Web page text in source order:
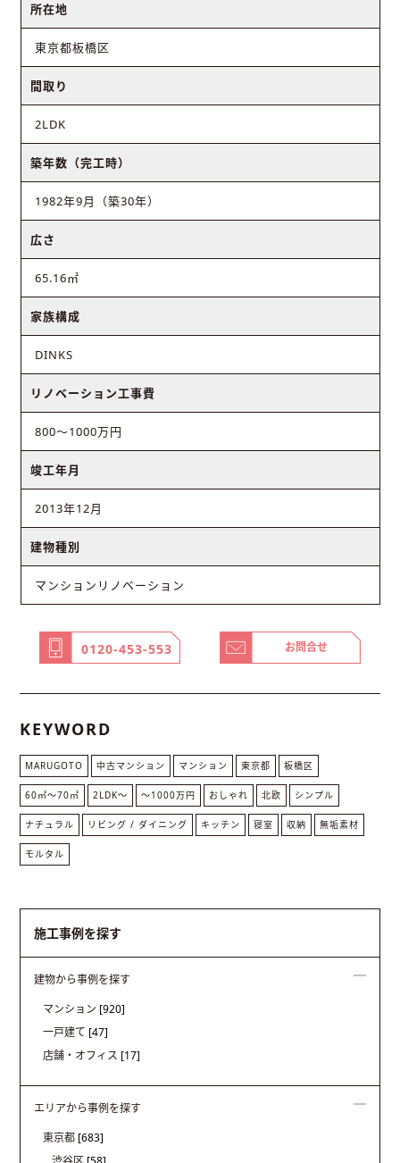
所在地
東京都板橋区
間取り
2LDK
築年数（完工時）
1982年9月（築30年）
広さ
65.16㎡
家族構成
DINKS
リノベーション工事費
800～1000万円
竣工年月
2013年12月
建物種別
マンションリノベーション
0120-453-553 お問合せ
KEYWORD
MARUGOTO 中古マンション マンション 東京都 板橋区
60㎡〜70㎡ 2LDK〜 〜1000万円 おしゃれ 北欧 シンプル
ナチュラル リビング / ダイニング キッチン 寝室 収納 無垢素材
モルタル
施工事例を探す
建物から事例を探す
マンション [920]
一戸建て [47]
店舗・オフィス [17]
エリアから事例を探す
東京都 [683]